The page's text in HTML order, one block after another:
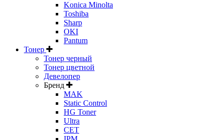
Konica Minolta
Toshiba
Sharp
OKI
Pantum
Тонер
Тонер черный
Тонер цветной
Девелопер
Бренд
MAK
Static Control
HG Toner
Ultra
CET